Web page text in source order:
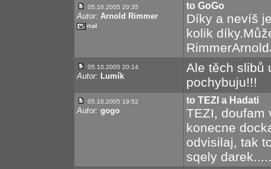
05.10.2005 20:35
Autor: Arnold Rimmer
to GoGo
Díky a nevíš
kolik
05.10.2005 20:14
Autor: Lumík
Ale těch slibů
pochybuju!!!
05.10.2005 19:52
Autor: gogo
to TEZI a Hadati
TEZI, doufam
konecne
odvisilaj, tak
sqely